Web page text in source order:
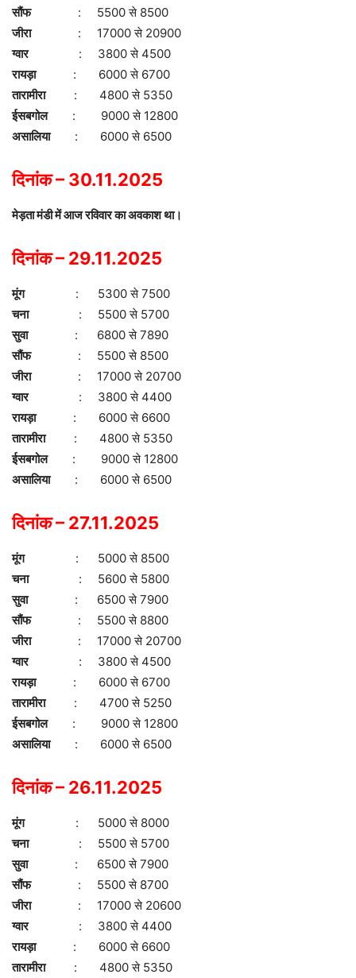
सौंफ
: 5500 से 8500
जीरा : 17000 से 20900
ग्वार
: 3800 से 4500
रायड़ा : 6000 से 6700
तारामीरा: 4800 से 5350
ईसबगोल
: 9000 से 12800
असालिया : 6000 से 6500
दिनांक – 30.11.2025
मेड़ता मंडी में आज रविवार का अवकाश था।
दिनांक – 29.11.2025
मूंग: 5300 से 7500
चना : 5500 से 5700
सुवा : 6800 से 7890
सौंफ
: 5500 से 8500
जीरा : 17000 से 20700
ग्वार
: 3800 से 4400
रायड़ा : 6000 से 6600
तारामीरा: 4800 से 5350
ईसबगोल
: 9000 से 12800
असालिया : 6000 से 6500
दिनांक – 27.11.2025
मूंग: 5000 से 8500
चना : 5600 से 5800
सुवा : 6500 से 7900
सौंफ
: 5500 से 8800
जीरा : 17000 से 20700
ग्वार
: 3800 से 4500
रायड़ा : 6000 से 6700
तारामीरा: 4700 से 5250
ईसबगोल
: 9000 से 12800
असालिया : 6000 से 6500
दिनांक – 26.11.2025
मूंग: 5000 से 8000
चना : 5500 से 5700
सुवा : 6500 से 7900
सौंफ
: 5500 से 8700
जीरा : 17000 से 20600
ग्वार
: 3800 से 4400
रायड़ा : 6000 से 6600
तारामीरा: 4800 से 5350